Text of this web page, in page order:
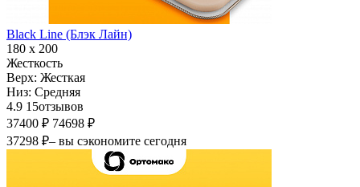
Black Line (Блэк Лайн)
180 х 200
Жесткость
Верх: Жесткая
Низ: Средняя
4.9 15отзывов
37400 ₽ 74698 ₽
37298 ₽– вы сэкономите сегодня